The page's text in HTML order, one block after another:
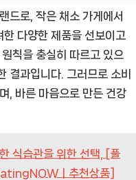
드로, 작은 채소 가게에서
다양한 제품을 선보이고
칙을 충실히 따르고 있으
결과입니다. 그러므로 소비
, 바른 마음으로 만든 건강
식습관을 위한 선택, [풀
ㅣ추천상품]